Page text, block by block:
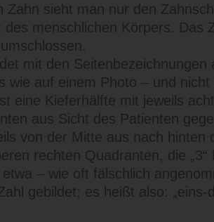
sieht man nur den
menschlichen Körpers.
mit den
auf einem Photo – und
eine Kieferhälfte mit jeweils
aus Sicht des Patienten
von der Mitte aus nach
rechten Quadranten, die
– wie oft fälschlich
gebildet; es heißt also: „eins-